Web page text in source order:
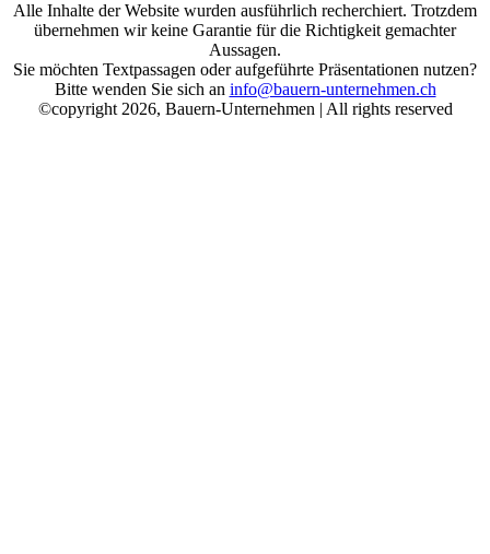
Alle Inhalte der Website wurden ausführlich recherchiert. Trotzdem
übernehmen wir keine Garantie für die Richtigkeit gemachter
Aussagen.
Sie möchten Textpassagen oder aufgeführte Präsentationen nutzen?
Bitte wenden Sie sich an info@bauern-unternehmen.ch
©copyright 2026, Bauern-Unternehmen | All rights reserved